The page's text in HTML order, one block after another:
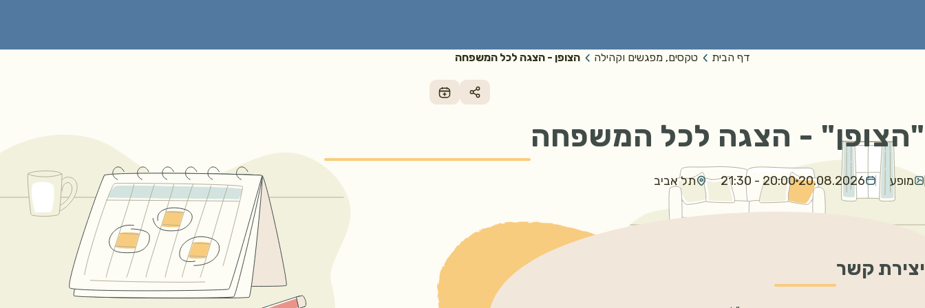
דף הבית טקסים, מפגשים וקהילה הצופן - הצגה לכל המשפחה
"הצופן" - הצגה לכל המשפחה
מופע 20.08.2026
20:00 - 21:30 תל אביב
יצירת קשר